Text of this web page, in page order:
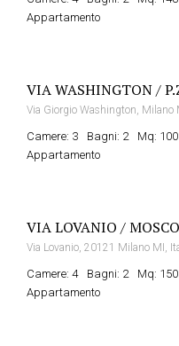
Appartamento
VIA WASHINGTON /
Via Giorgio Washington, Milano
Camere: 3 Bagni: 2
Mq: 100
Appartamento
VIA LOVANIO /
Via Lovanio, 20121 Milano MI,
Camere: 4 Bagni: 2
Mq: 150
Appartamento